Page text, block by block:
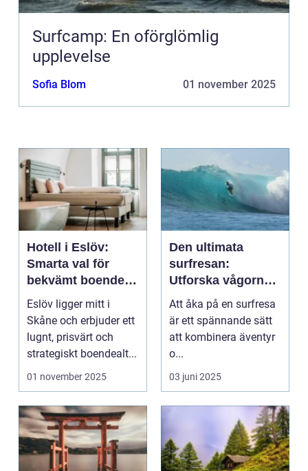
Surfcamp: En oförglömlig
upplevelse
Sofia Blom 01 november 2025
Hotell i Eslöv:
Smarta val för
bekvämt boende i
hjärtat av Skåne
Eslöv ligger mitt i
Skåne och erbjuder ett
lugnt, prisvärt och
strategiskt boendealt...
01 november 2025
Den ultimata
surfresan:
Utforska vågorna
och upptäck
äventyret
Att åka på en surfresa
är ett spännande sätt
att kombinera äventyr
o...
03 juni 2025